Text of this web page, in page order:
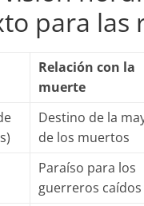
para las
Relación con la
muerte
Destino de la
de los muertos
Paraíso para los
guerreros caídos